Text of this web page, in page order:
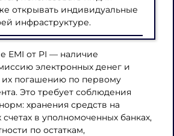
открывать индивидуальные
инфраструктуре.
EMI от PI — наличие
электронных денег и
их погашению по первому
Это требует соблюдения
хранения средств на
в уполномоченных банках,
по остаткам,